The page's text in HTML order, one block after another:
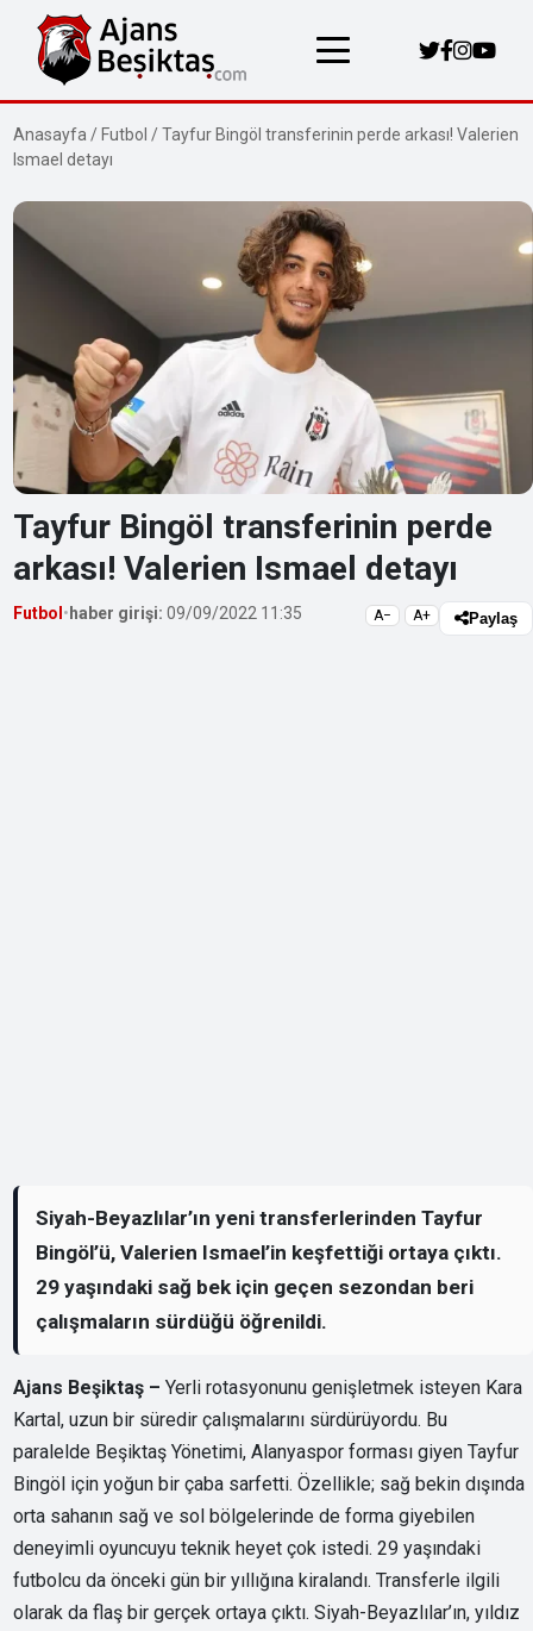
Anasayfa / Futbol /Tayfur Bingöl transferinin perde arkası! Valerien
Ismael detayı
Tayfur Bingöl transferinin perde
arkası! Valerien Ismael detayı
Futbol • haber girişi: 09/09/2022 11:35 A− A+ Paylaş
Siyah-Beyazlılar’ın yeni transferlerinden Tayfur
Bingöl’ü, Valerien Ismael’in keşfettiği ortaya çıktı.
29 yaşındaki sağ bek için geçen sezondan beri
çalışmaların sürdüğü öğrenildi.
Ajans Beşiktaş –Yerli rotasyonunu genişletmek isteyen Kara
Kartal, uzun bir süredir çalışmalarını sürdürüyordu. Bu
paralelde Beşiktaş Yönetimi, Alanyaspor forması giyen Tayfur
Bingöl için yoğun bir çaba sarfetti. Özellikle; sağ bekin dışında
orta sahanın sağ ve sol bölgelerinde de forma giyebilen
deneyimli oyuncuyu teknik heyet çok istedi. 29 yaşındaki
futbolcu da önceki gün bir yıllığına kiralandı. Transferle ilgili
olarak da flaş bir gerçek ortaya çıktı. Siyah-Beyazlılar’ın, yıldız